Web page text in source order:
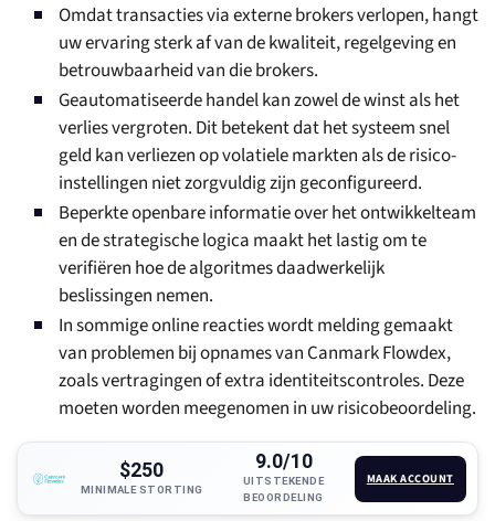
Omdat transacties via externe brokers verlopen, hangt
uw ervaring sterk af van de kwaliteit, regelgeving en
betrouwbaarheid van die brokers.
Geautomatiseerde handel kan zowel de winst als het
verlies vergroten. Dit betekent dat het systeem snel
geld kan verliezen op volatiele markten als de risico-
instellingen niet zorgvuldig zijn geconfigureerd.
Beperkte openbare informatie over het ontwikkelteam
en de strategische logica maakt het lastig om te
verifiëren hoe de algoritmes daadwerkelijk
beslissingen nemen.
In sommige online reacties wordt melding gemaakt
van problemen bij opnames van Canmark Flowdex,
zoals vertragingen of extra identiteitscontroles. Deze
moeten worden meegenomen in uw risicobeoordeling.
$250
MINIMALE STORTING
9.0/10
UITSTEKENDE
BEOORDELING
MAAK ACCOUNT